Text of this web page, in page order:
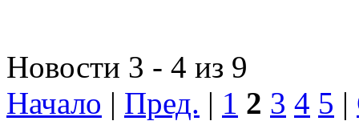
Новости 3 - 4 из 9
Начало | Пред. | 1 2 3 4 5 |